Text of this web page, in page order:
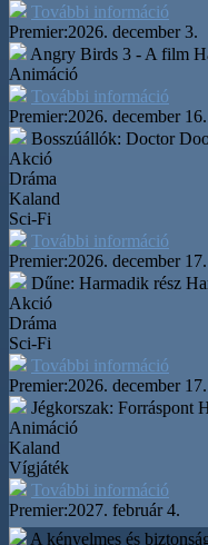
További információ
Premier:2026. december 3.
Angry Birds 3 - A film
Animáció
További információ
Premier:2026. december 16.
Bosszúállók: Doctor
Akció
Dráma
Kaland
Sci-Fi
További információ
Premier:2026. december 17.
Dűne: Harmadik rész
Akció
Dráma
Sci-Fi
További információ
Premier:2026. december 17.
Jégkorszak: Forráspont
Animáció
Kaland
Vígjáték
További információ
Premier:2027. február 4.
A kényelmes és